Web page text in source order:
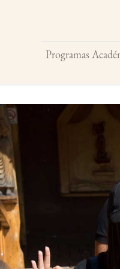
Programas
Buscar